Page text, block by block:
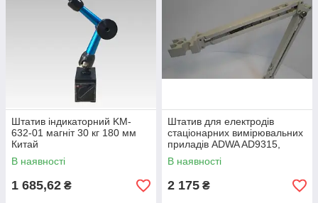
Штатив індикаторний KM-
632-01 магніт 30 кг 180 мм
Китай
В наявності
1 685,62 ₴
Штатив для електродів
стаціонарних вимірювальних
приладів ADWA AD9315,
Угорщина
В наявності
2 175 ₴